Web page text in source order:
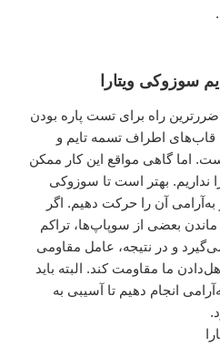
سوزوکی ویتارا
راه برای تست پاره بودن
قاب‌های اطراف تسمه تایم و
اما گاهی مواقع این کار ممکن
نداریم. بهتر است تا سوزوکی
به‌آرامی آن را حرکت دهیم. اگر
بعضی از سوپاپ‌ها، تراکم
و در نتیجه، عامل مقاومی
ما مقاومت کند. البته باید
انجام دهیم تا آسیبی به